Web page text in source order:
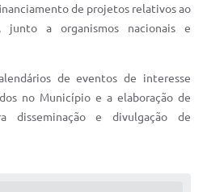
de projetos relativos ao
junto a organismos nacionais e
de eventos de interesse
no Município e a elaboração de
disseminação e divulgação de